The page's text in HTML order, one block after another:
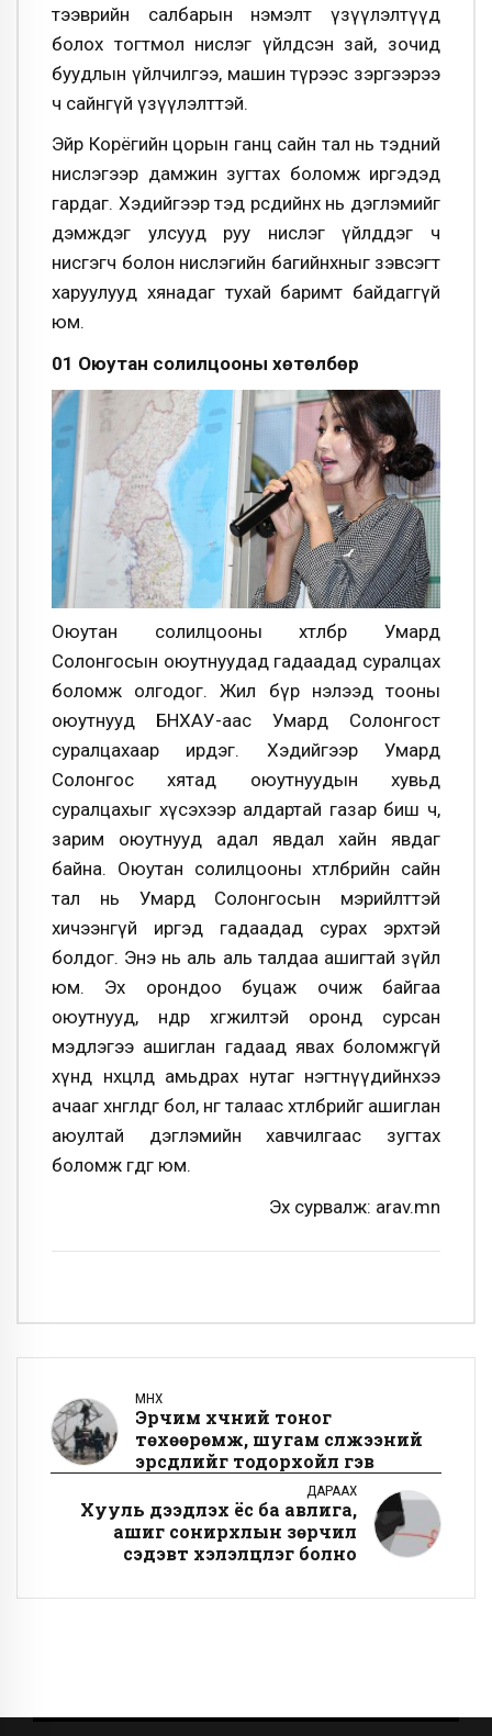
тээврийн салбарын нэмэлт үзүүлэлтүүд
болох тогтмол нислэг үйлдсэн зай, зочид
буудлын үйлчилгээ, машин түрээс зэргээрээ
ч сайнгүй үзүүлэлттэй.
Эйр Корёгийн цорын ганц сайн тал нь тэдний
нислэгээр дамжин зугтах боломж иргэдэд
гардаг. Хэдийгээр тэд өөрсдийнх нь дэглэмийг
дэмждэг улсууд руу нислэг үйлддэг ч
нисгэгч болон нислэгийн багийнхныг зэвсэгт
харуулууд хянадаг тухай баримт байдаггүй
юм.
01 Оюутан солилцооны хөтөлбөр
Оюутан солилцооны хөтөлбөр Умард
Солонгосын оюутнуудад гадаадад суралцах
боломж олгодог. Жил бүр нэлээд тооны
оюутнууд БНХАУ-аас Умард Солонгост
суралцахаар ирдэг. Хэдийгээр Умард
Солонгос хятад оюутнуудын хувьд
суралцахыг хүсэхээр алдартай газар биш ч,
зарим оюутнууд адал явдал хайн явдаг
байна. Оюутан солилцооны хөтөлбөрийн сайн
тал нь Умард Солонгосын мэрийлттэй
хичээнгүй иргэд гадаадад сурах эрхтэй
болдог. Энэ нь аль аль талдаа ашигтай зүйл
юм. Эх орондоо буцаж очиж байгаа
оюутнууд, өндөр хөгжилтэй оронд сурсан
мэдлэгээ ашиглан гадаад явах боломжгүй
хүнд нөхцөлд амьдрах нутаг нэгтнүүдийнхээ
ачааг хөнгөлдөг бол, нөгөө талаас хөтөлбөрийг ашиглан
аюултай дэглэмийн хавчилгаас зугтах
боломж өгдөг юм.
Эх сурвалж: arav.mn
ӨМНӨХ
Эрчим хүчний тоног
төхөөрөмж, шугам сүлжээний
эрсдлийг тодорхойл гэв
ДАРААХ
Хууль дээдлэх ёс ба авлига,
ашиг сонирхлын зөрчил
сэдэвт хэлэлцүүлэг болно